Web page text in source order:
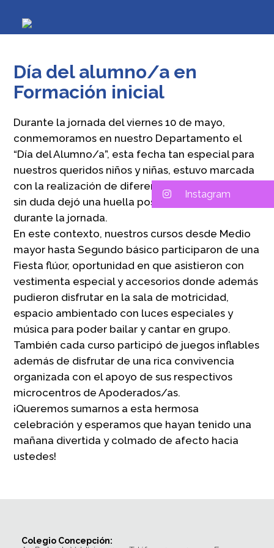
Día del alumno/a en
Formación inicial
Durante la jornada del viernes 10 de mayo,
conmemoramos en nuestro Departamento el
“Día del Alumno/a”, esta fecha tan especial para
nuestros queridos niños y niñas, estuvo marcada
con la realización de diferentes actividades que
sin duda dejó una huella positiva de felicidad
durante la jornada.
En este contexto, nuestros cursos desde Medio
mayor hasta Segundo básico participaron de una
Fiesta flúor, oportunidad en que asistieron con
vestimenta especial y accesorios donde además
pudieron disfrutar en la sala de motricidad,
espacio ambientado con luces especiales y
música para poder bailar y cantar en grupo.
También cada curso participó de juegos inflables
además de disfrutar de una rica convivencia
organizada con el apoyo de sus respectivos
microcentros de Apoderados/as.
¡Queremos sumarnos a esta hermosa
celebración y esperamos que hayan tenido una
mañana divertida y colmado de afecto hacia
ustedes!
Colegio Concepción:
Instagram